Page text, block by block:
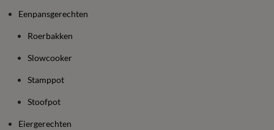
Eenpansgerechten
Roerbakken
Slowcooker
Stamppot
Stoofpot
Eiergerechten